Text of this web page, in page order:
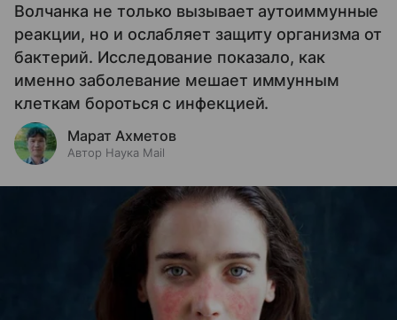
Волчанка не только вызывает аутоиммунные
реакции, но и ослабляет защиту организма от
бактерий. Исследование показало, как
именно заболевание мешает иммунным
клеткам бороться с инфекцией.
Марат Ахметов
Автор Наука Mail